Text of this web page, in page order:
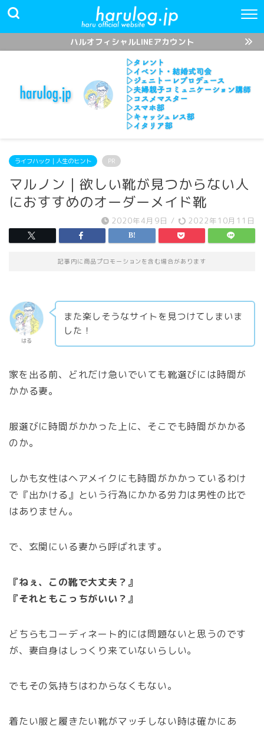
ハルオフィシャルLINEアカウント
ライフハック｜人生のヒント PR
マルノン｜欲しい靴が見つからない人
におすすめのオーダーメイド靴
2020年4月9日 / 2022年10月11日
記事内に商品プロモーションを含む場合があります
はる
また楽しそうなサイトを見つけてしまいま
した！
家を出る前、どれだけ急いでいても靴選びには時間が
かかる妻。
服選びに時間がかかった上に、そこでも時間がかかる
のか。
しかも女性はヘアメイクにも時間がかかっているわけ
で『出かける』という行為にかかる労力は男性の比で
はありません。
で、玄関にいる妻から呼ばれます。
『ねぇ、この靴で大丈夫？』
『それともこっちがいい？』
どちらもコーディネート的には問題ないと思うのです
が、妻自身はしっくり来ていないらしい。
でもその気持ちはわからなくもない。
着たい服と履きたい靴がマッチしない時は確かにあ